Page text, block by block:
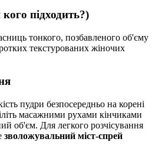
підходить?)
тонкого, позбавленого об'єму
текстурованих жіночих
пудри безпосередньо на корені
масажними рухами кінчиками
об'єм. Для легкого розчісування
зволожувальний міст-спрей